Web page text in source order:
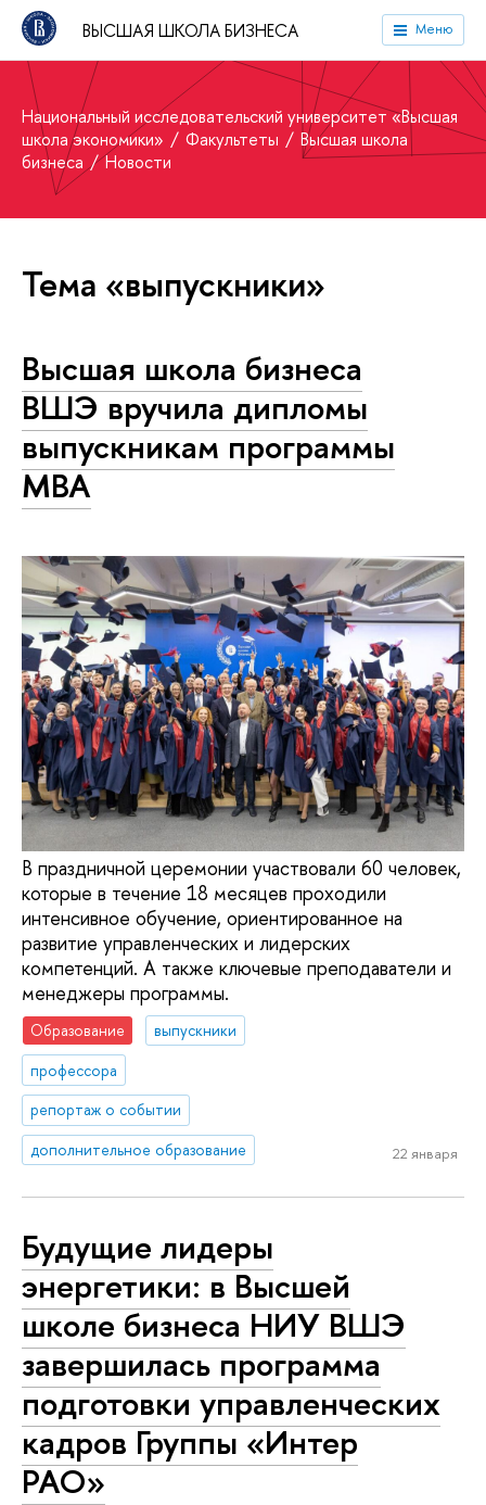
ВЫСШАЯ ШКОЛА БИЗНЕСА Меню
Национальный исследовательский университет «Высшая
школа экономики»
Факультеты
Высшая школа
бизнеса
Новости
Тема «выпускники»
Высшая школа бизнеса
ВШЭ вручила дипломы
выпускникам программы
MBA
В праздничной церемонии участвовали 60 человек,
которые в течение 18 месяцев проходили
интенсивное обучение, ориентированное на
развитие управленческих и лидерских
компетенций. А также ключевые преподаватели и
менеджеры программы.
Образование
выпускники
профессора
репортаж о событии
дополнительное образование
22 января
Будущие лидеры
энергетики: в Высшей
школе бизнеса НИУ ВШЭ
завершилась программа
подготовки управленческих
кадров Группы «Интер
РАО»